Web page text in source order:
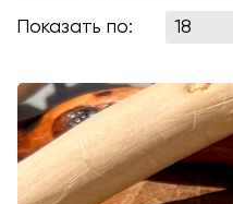
Показать по: